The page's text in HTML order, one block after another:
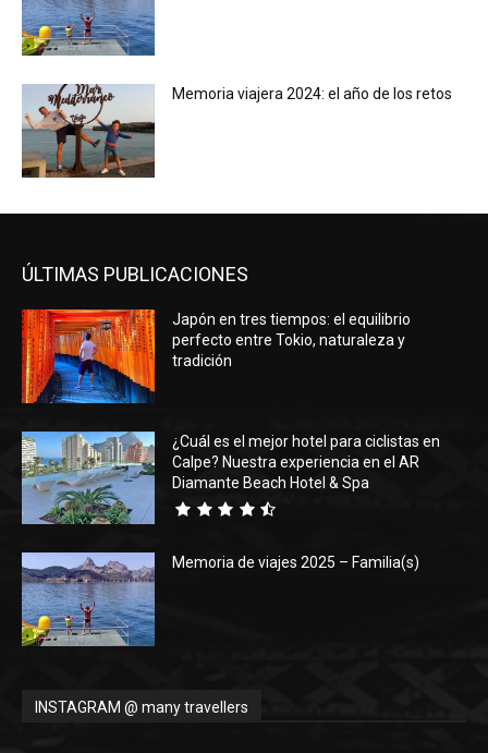
Memoria viajera 2024: el año de los retos
ÚLTIMAS PUBLICACIONES
Japón en tres tiempos: el equilibrio
perfecto entre Tokio, naturaleza y
tradición
¿Cuál es el mejor hotel para ciclistas en
Calpe? Nuestra experiencia en el AR
Diamante Beach Hotel & Spa
Memoria de viajes 2025 – Familia(s)
INSTAGRAM @ many travellers